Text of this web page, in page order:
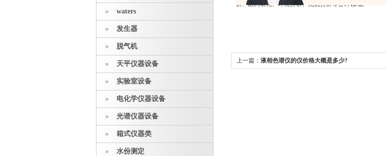
waters
发生器
脱气机
天平仪器设备
实验室设备
电化学仪器设备
光谱仪器设备
箱式仪器类
水份测定
析、医药研究、环境分析、无机分析等各种领域。
上一篇： 液相色谱仪的仪价格大概是多少?